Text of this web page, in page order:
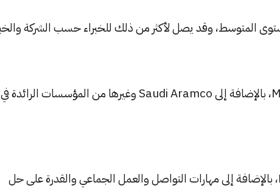
من أبرز الشركات: Saudi Press Agency، مجموعة MBC، Rotana، بالإضافة إلى Saudi Aramco وغيرها من المؤسسات الرائدة في
أهم المهارات تشمل Photography، Lightroom، Photoshop، بالإضافة إلى مهارات التواصل والعمل الجماعي والقدرة على حل